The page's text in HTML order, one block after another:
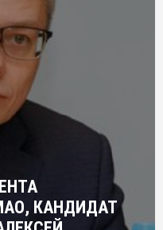
КАНДИДАТ